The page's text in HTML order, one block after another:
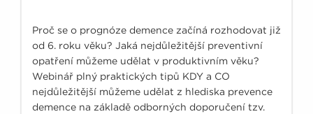
Proč se o prognóze demence začíná rozhodovat již
od 6. roku věku? Jaká nejdůležitější preventivní
opatření můžeme udělat v produktivním věku?
Webinář plný praktických tipů KDY a CO
nejdůležitější můžeme udělat z hlediska prevence
demence na základě odborných doporučení tzv.